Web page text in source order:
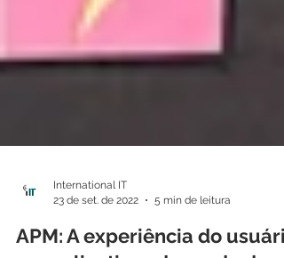
23 de set. de 2022
5 min de leitura